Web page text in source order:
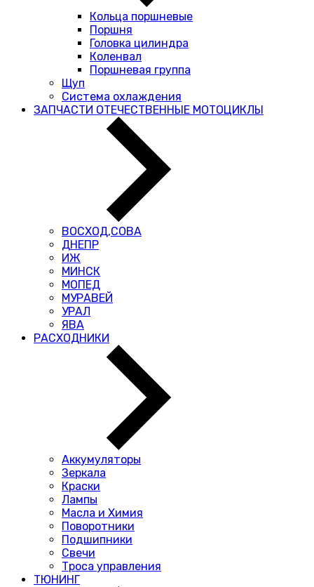
Кольца поршневые
Поршня
Головка цилиндра
Коленвал
Поршневая группа
Щуп
Система охлаждения
ЗАПЧАСТИ ОТЕЧЕСТВЕННЫЕ МОТОЦИКЛЫ
ВОСХОД,СОВА
ДНЕПР
ИЖ
МИНСК
МОПЕД
МУРАВЕЙ
УРАЛ
ЯВА
РАСХОДНИКИ
Аккумуляторы
Зеркала
Краски
Лампы
Масла и Химия
Поворотники
Подшипники
Свечи
Троса управления
ТЮНИНГ